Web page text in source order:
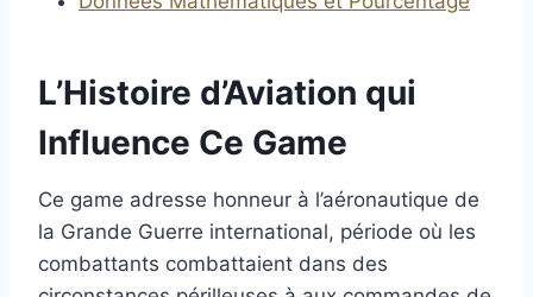
L’Histoire d’Aviation qui
Influence Ce Game
Ce game adresse honneur à l’aéronautique de
la Grande Guerre international, période où les
combattants combattaient dans des